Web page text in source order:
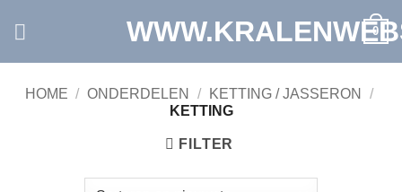
0
HOME / ONDERDELEN / KETTING / JASSERON
/
KETTING
FILTER